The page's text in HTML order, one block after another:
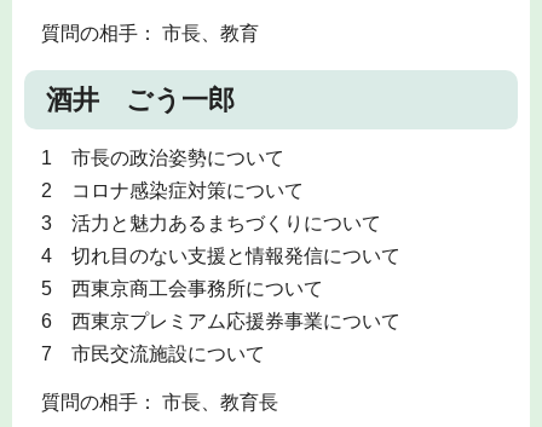
質問の相手： 市長、教育
酒井 ごう一郎
1 市長の政治姿勢について
2 コロナ感染症対策について
3 活力と魅力あるまちづくりについて
4 切れ目のない支援と情報発信について
5 西東京商工会事務所について
6 西東京プレミアム応援券事業について
7 市民交流施設について
質問の相手： 市長、教育長